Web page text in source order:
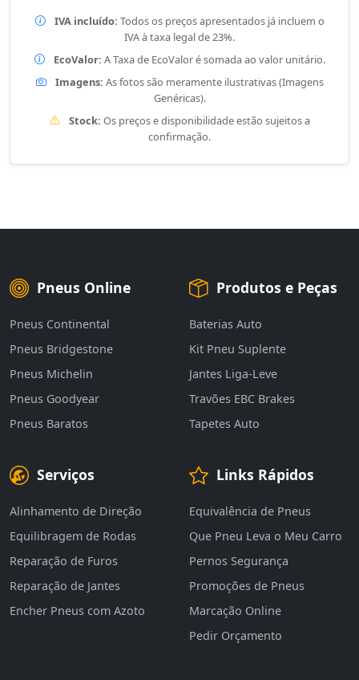
IVA incluído: Todos os preços apresentados já incluem o
IVA à taxa legal de 23%.
EcoValor: A Taxa de EcoValor é somada ao valor unitário.
Imagens: As fotos são meramente ilustrativas (Imagens
Genéricas).
Stock: Os preços e disponibilidade estão sujeitos a
confirmação.
Pneus Online
Pneus Continental
Pneus Bridgestone
Pneus Michelin
Pneus Goodyear
Pneus Baratos
Produtos e Peças
Baterias Auto
Kit Pneu Suplente
Jantes Liga-Leve
Travões EBC Brakes
Tapetes Auto
Serviços
Alinhamento de Direção
Equilibragem de Rodas
Reparação de Furos
Reparação de Jantes
Encher Pneus com Azoto
Links Rápidos
Equivalência de Pneus
Que Pneu Leva o Meu Carro
Pernos Segurança
Promoções de Pneus
Marcação Online
Pedir Orçamento